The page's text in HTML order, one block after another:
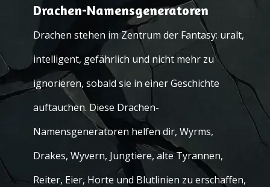
Drachen-Namensgeneratoren
Drachen stehen im Zentrum der Fantasy: uralt,
intelligent, gefährlich und nicht mehr zu
ignorieren, sobald sie in einer Geschichte
auftauchen. Diese Drachen-
Namensgeneratoren helfen dir, Wyrms,
Drakes, Wyvern, Jungtiere, alte Tyrannen,
Reiter, Eier, Horte und Blutlinien zu erschaffen,